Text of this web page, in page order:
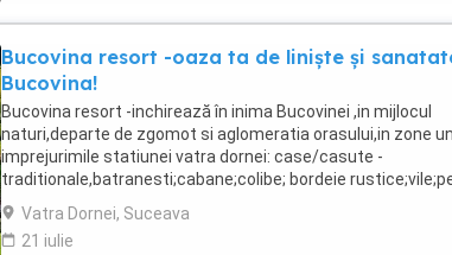
Bucovina resort -oaza ta de liniște și
Bucovina!
Bucovina resort -inchirează în inima Bucovinei ,in mijlocul
naturi,departe de zgomot si aglomeratia orasului,in zone
imprejurimile statiunei vatra dornei: case/casute -
traditionale,batranesti;cabane;colibe; bordeie
etc..INTEGRAL,pe toata perioada anului(toate
Vatra Dornei, Suceava
21 iulie